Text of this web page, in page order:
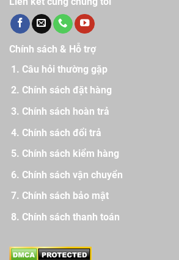
Chính sách & Hỗ trợ
Câu hỏi thường gặp
Chính sách đặt hàng
Chính sách hoàn trả
Chính sách đổi trả
Chính sách kiểm hàng
Chính sách vận chuyển
Chính sách bảo mật
Chính sách thanh toán